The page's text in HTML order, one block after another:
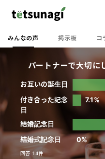
みんなの声 掲示板 コ
パートナーで大切に
お互いの誕生日
付き合った記念
日
7.1%
結婚記念日
結婚式記念日
0%
回答 14件